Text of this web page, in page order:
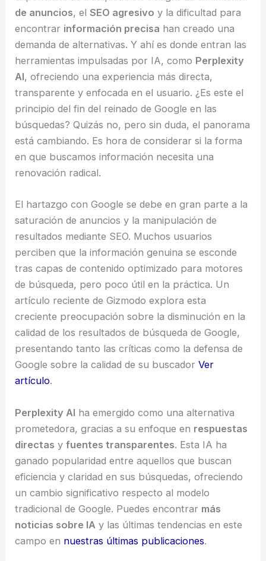
de anuncios, elSEO agresivo y la dificultad para
encontrar información precisa han creado una
demanda de alternativas. Y ahí es donde entran las
herramientas impulsadas por IA, como Perplexity
AI, ofreciendo una experiencia más directa,
transparente y enfocada en el usuario. ¿Es este el
principio del fin del reinado de Google en las
búsquedas? Quizás no, pero sin duda, el panorama
está cambiando. Es hora de considerar si la forma
en que buscamos información necesita una
renovación radical.
El hartazgo con Google se debe en gran parte a la
saturación de anuncios y la manipulación de
resultados mediante SEO. Muchos usuarios
perciben que la información genuina se esconde
tras capas de contenido optimizado para motores
de búsqueda, pero poco útil en la práctica. Un
artículo reciente de Gizmodo explora esta
creciente preocupación sobre la disminución en la
calidad de los resultados de búsqueda de Google,
presentando tanto las críticas como la defensa de
Google sobre la calidad de su buscadorVer
artículo.
Perplexity AI ha emergido como una alternativa
prometedora, gracias a su enfoque en respuestas
directas yfuentes transparentes. Esta IA ha
ganado popularidad entre aquellos que buscan
eficiencia y claridad en sus búsquedas, ofreciendo
un cambio significativo respecto al modelo
tradicional de Google. Puedes encontrar más
noticias sobre IA y las últimas tendencias en este
campo en nuestras últimas publicaciones.